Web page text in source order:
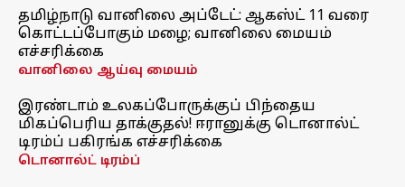
தமிழ்நாடு வானிலை அப்டேட்: ஆகஸ்ட் 11 வரை
கொட்டப்போகும் மழை; வானிலை மையம்
எச்சரிக்கை
வானிலை ஆய்வு மையம்
இரண்டாம் உலகப்போருக்குப் பிந்தைய
மிகப்பெரிய தாக்குதல்! ஈரானுக்கு டொனால்ட்
டிரம்ப் பகிரங்க எச்சரிக்கை
டொனால்ட் டிரம்ப்